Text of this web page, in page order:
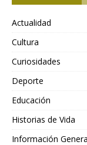
Actualidad
Cultura
Curiosidades
Deporte
Educación
Historias de Vida
Información